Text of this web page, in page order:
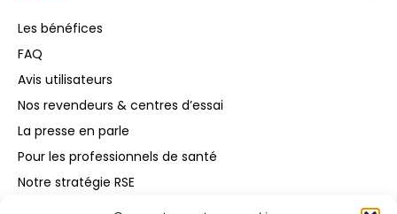
Les bénéfices
FAQ
Avis utilisateurs
Nos revendeurs & centres d’essai
La presse en parle
Pour les professionnels de santé
Notre stratégie RSE